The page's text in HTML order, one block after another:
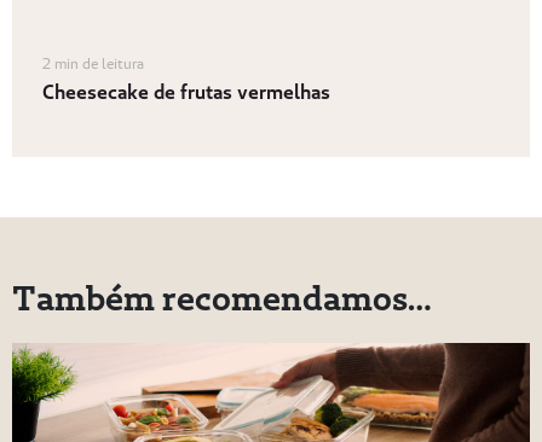
2 min de leitura
Cheesecake de frutas vermelhas
Também recomendamos…